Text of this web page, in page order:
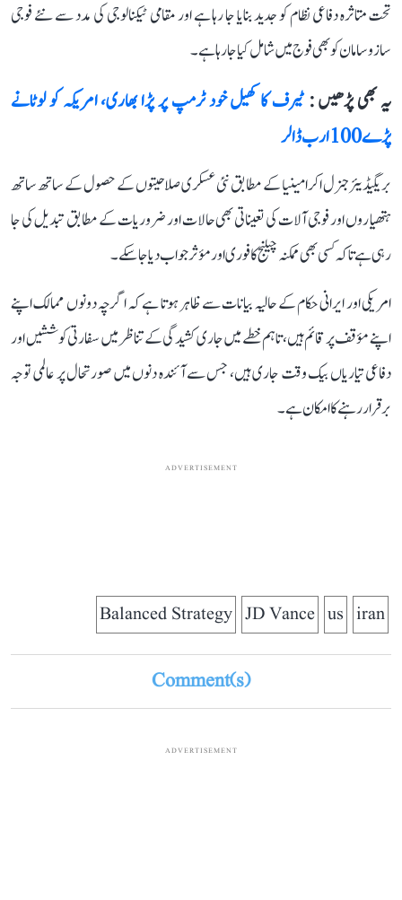
تحت متاثرہ دفاعی نظام کو جدید بنایا جا رہا ہے اور مقامی ٹیکنالوجی کی مدد سے نئے فوجی
سازوسامان کو بھی فوج میں شامل کیا جا رہا ہے۔
یہ بھی پڑھیں :ٹیرف کا کھیل خود ٹرمپ پر پڑا بھاری، امریکہ کو لوٹانے
پڑے 100 ارب ڈالر
بریگیڈیئر جنرل اکرامینیا کے مطابق نئی عسکری صلاحیتوں کے حصول کے ساتھ ساتھ
ہتھیاروں اور فوجی آلات کی تعیناتی بھی حالات اور ضروریات کے مطابق تبدیل کی جا
رہی ہے تاکہ کسی بھی ممکنہ چیلنج کا فوری اور مؤثر جواب دیا جا سکے۔
امریکی اور ایرانی حکام کے حالیہ بیانات سے ظاہر ہوتا ہے کہ اگرچہ دونوں ممالک اپنے
اپنے مؤقف پر قائم ہیں، تاہم خطے میں جاری کشیدگی کے تناظر میں سفارتی کوششیں اور
دفاعی تیاریاں بیک وقت جاری ہیں، جس سے آئندہ دنوں میں صورتحال پر عالمی توجہ
برقرار رہنے کا امکان ہے۔
ADVERTISEMENT
iran
us
JD Vance
Balanced Strategy
Comment(s)
ADVERTISEMENT